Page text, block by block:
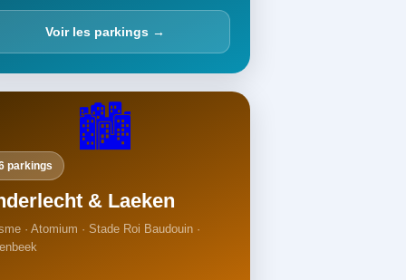
Voir les parkings →
🏙️
parkings
& Laeken
· Atomium · Stade Roi Baudouin ·